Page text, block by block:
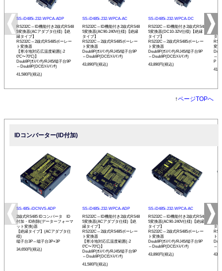
SS-iD485i-232-WPCA-ADP
RS232C⇔ID機能付き2線式RS48
5変換器(ACアダプタ仕様)【絶
縁タイプ】
RS232C⇔2線式RS485ボーレー
ト変換器
【寒冷地対応広温度範囲(-2
0℃〜70℃)】
Dsub9P(ｵｽ/ｲﾝﾁ)/RJ45/端子台9P
⇔Dsub9P(DCE/ﾒｽ/ｲﾝﾁ)
41,580円(税込)
SS-iD485i-232-WPCA-AC
RS232C⇔ID機能付き2線式RS48
5変換器(AC90-240V仕様)【絶縁
タイプ】
RS232C⇔2線式RS485ボーレー
ト変換器
Dsub9P(ｵｽ/ｲﾝﾁ)/RJ45/端子台9P
⇔Dsub9P(DCE/ﾒｽ/ｲﾝﾁ)
43,890円(税込)
SS-iD485i-232-WPCA-DC
RS232C⇔ID機能付き2線式RS48
5変換器(DC10-32V仕様)【絶縁
タイプ】
RS232C⇔2線式RS485ボーレー
ト変換器
Dsub9P(ｵｽ/ｲﾝﾁ)/RJ45/端子台9P
⇔Dsub9P(DCE/ﾒｽ/ｲﾝﾁ)
43,890円(税込)
タ
変
P
↑ページTOPへ
IDコンバーター(ID付加)
SS-485i-iDCNVS-ADP
2線式RS485 IDコンバータ ID
付加・ID削除(データーフォーマ
ット変換)器
【絶縁タイプ】(ACアダプタ仕
様)
端子台3P⇔端子台3P+3P
34,650円(税込)
SS-iD485i-232-WPCA-ADP
RS232C⇔ID機能付き2線式RS48
5変換器(ACアダプタ仕様)【絶
縁タイプ】
RS232C⇔2線式RS485ボーレー
ト変換器
【寒冷地対応広温度範囲(-2
0℃〜70℃)】
Dsub9P(ｵｽ/ｲﾝﾁ)/RJ45/端子台9P
⇔Dsub9P(DCE/ﾒｽ/ｲﾝﾁ)
41,580円(税込)
SS-iD485i-232-WPCA-AC
RS232C⇔ID機能付き2線式RS48
5変換器(AC90-240V仕様)【絶縁
タイプ】
RS232C⇔2線式RS485ボーレー
ト変換器
Dsub9P(ｵｽ/ｲﾝﾁ)/RJ45/端子台9P
⇔Dsub9P(DCE/ﾒｽ/ｲﾝﾁ)
43,890円(税込)
タ
ト